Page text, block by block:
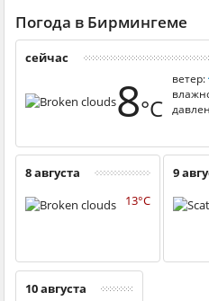
Погода в Бирмингеме
сейчас
8°C
ветер:
8 августа
13°C
9
10 августа